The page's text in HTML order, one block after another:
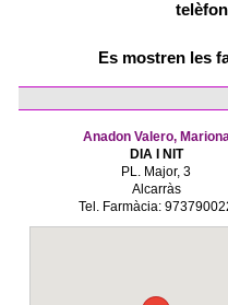
Es mostren les
Anadon Valero,
DIA I NIT
PL. Major, 3
Alcarràs
Tel. Farmàcia: